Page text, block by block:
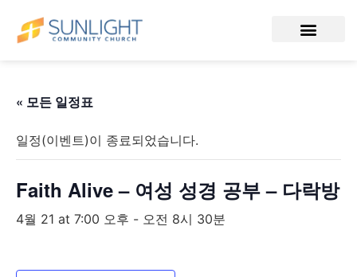
« 모든 일정표
일정(이벤트)이 종료되었습니다.
Faith Alive – 여성 성경 공부 – 다락방
4월 21 at 7:00 오후 - 오전 8시 30분